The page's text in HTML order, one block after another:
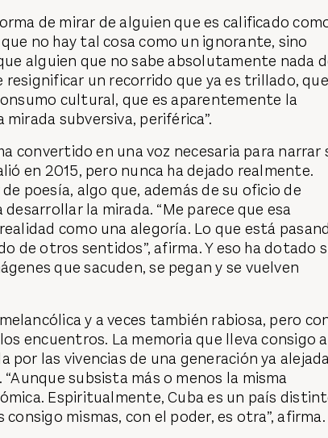
de mirar de alguien que es calificado
no hay tal cosa como un ignorante, sino
alguien que no sabe absolutamente nada
un recorrido que ya es trillado, que
cultural, que es aparentemente la
subversiva, periférica”.
convertido en una voz necesaria para narrar
en 2015, pero nunca ha dejado realmente.
poesía, algo que, además de su oficio de
la mirada. “Me parece que esa
como una alegoría. Lo que está
de otros sentidos”, afirma. Y eso ha dotado
que sacuden, se pegan y se vuelven
y a veces también rabiosa, pero
encuentros. La memoria que lleva consigo a
por las vivencias de una generación ya
subsista más o menos la misma
Espiritualmente, Cuba es un país
mismas, con el poder, es otra”, afirma.